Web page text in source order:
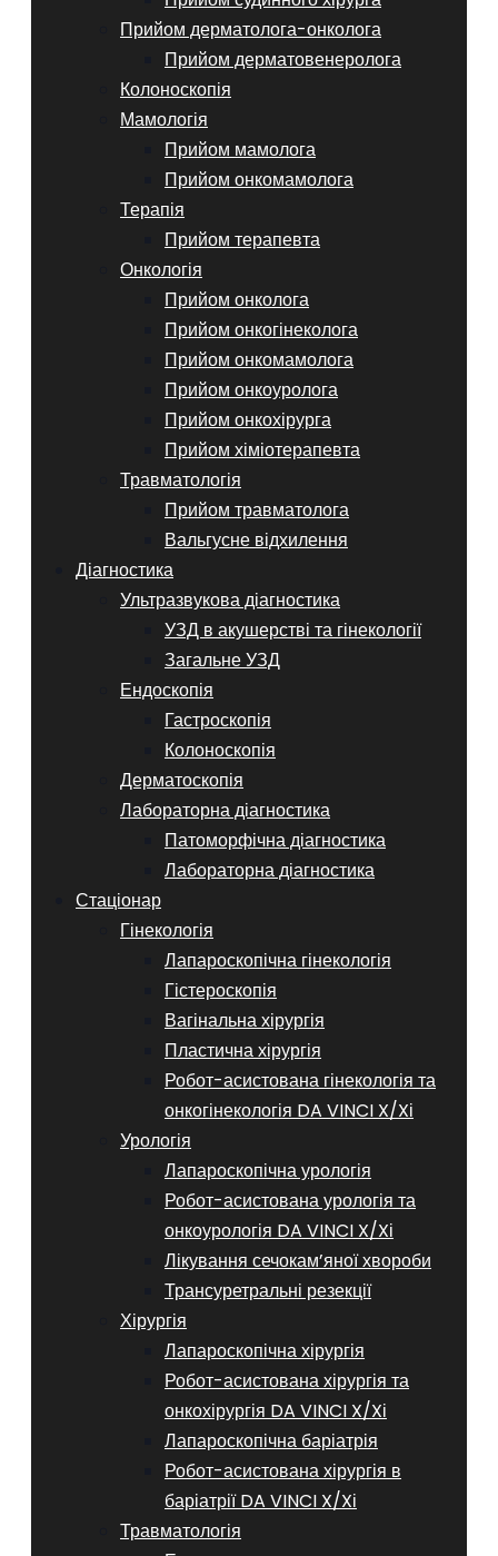
Прийом дерматолога-онколога
Прийом дерматовенеролога
Колоноскопія
Мамологія
Прийом мамолога
Прийом онкомамолога
Терапія
Прийом терапевта
Онкологія
Прийом онколога
Прийом онкогінеколога
Прийом онкомамолога
Прийом онкоуролога
Прийом онкохірурга
Прийом хіміотерапевта
Травматологія
Прийом травматолога
Вальгусне відхилення
Діагностика
Ультразвукова діагностика
УЗД в акушерстві та гінекології
Загальне УЗД
Ендоскопія
Гастроскопія
Колоноскопія
Дерматоскопія
Лабораторна діагностика
Патоморфічна діагностика
Лабораторна діагностика
Стаціонар
Гінекологія
Лапароскопічна гінекологія
Гістероскопія
Вагінальна хірургія
Пластична хірургія
Робот-асистована гінекологія та
онкогінекологія DA VINCI X/Xі
Урологія
Лапароскопічна урологія
Робот-асистована урологія та
онкоурологія DA VINCI X/Xі
Лікування сечокам’яної хвороби
Трансуретральні резекції
Хірургія
Лапароскопічна хірургія
Робот-асистована хірургія та
онкохірургія DA VINCI X/Xі
Лапароскопічна баріатрія
Робот-асистована хірургія в
баріатрії DA VINCI X/Xі
Травматологія